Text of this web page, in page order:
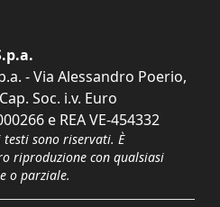
- Via Alessandro Poerio,
Soc. i.v. Euro
e REA VE-454332
sono riservati. È
riproduzione con qualsiasi
o parziale.